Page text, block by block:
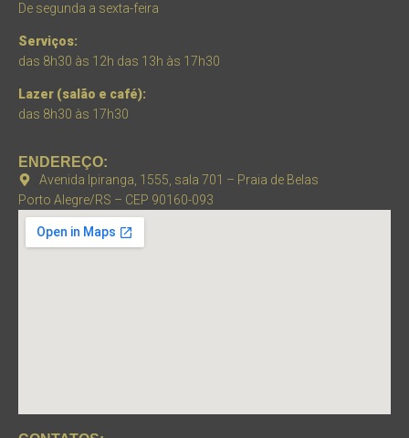
De segunda a sexta-feira
Serviços:
das 8h30 às 12h das 13h às 17h30
Lazer (salão e café):
das 8h30 às 17h30
ENDEREÇO:
Avenida Ipiranga, 1555, sala 701 – Praia de Belas
Porto Alegre/RS – CEP 90160-093